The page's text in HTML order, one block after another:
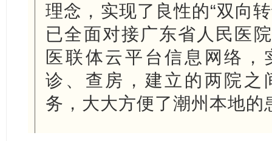
理念，实现了良性的“双向
已全面对接广东省人民医
医联体云平台信息网络
诊、查房，建立的两院之
务，大大方便了潮州本地的